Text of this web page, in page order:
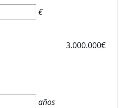
€
3.000.000€
años